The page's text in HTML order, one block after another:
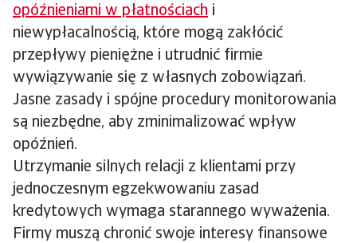
opóźnieniami w płatnościach i
niewypłacalnością, które mogą zakłócić
przepływy pieniężne i utrudnić firmie
wywiązywanie się z własnych zobowiązań.
Jasne zasady i spójne procedury monitorowania
są niezbędne, aby zminimalizować wpływ
opóźnień.
Utrzymanie silnych relacji z klientami przy
jednoczesnym egzekwowaniu zasad
kredytowych wymaga starannego wyważenia.
Firmy muszą chronić swoje interesy finansowe